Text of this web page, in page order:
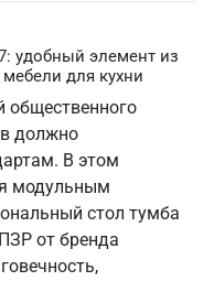
удобный элемент из
для кухни
общественного
должно
В этом
модульным
стол тумба
от бренда